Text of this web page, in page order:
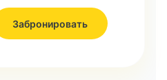
Забронировать